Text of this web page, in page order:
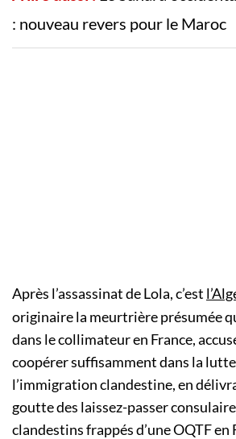
: nouveau revers pour le Maroc
Après l’assassinat de Lola, c’est
originaire la meurtrière présumée
dans le collimateur en France,
coopérer suffisamment dans la
l’immigration clandestine, en
goutte des laissez-passer
clandestins frappés d’une OQTF en